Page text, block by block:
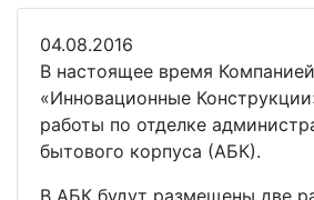
04.08.2016
В настоящее время Компанией
«Инновационные
работы по отделке
бытового корпуса (АБК).
В АБК будут размещены две